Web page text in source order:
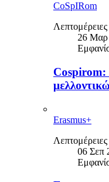
CoSpIRom
Λεπτομέρειες
26 Μαρ
Cospirom:
Erasmus+
Λεπτομέρειες
06 Σεπ